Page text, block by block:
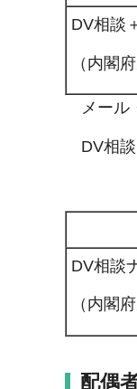
DV相談
（内閣
メール
DV相談
DV相談
（内閣
配偶